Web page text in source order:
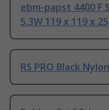
ebm-papst 4400 F
5.3W 119 x 119 x
RS PRO Black